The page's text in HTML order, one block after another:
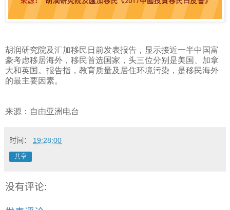
胡润研究院及汇加移民日前发表报告，显示接近一半中国富
豪考虑移居海外，移民首选国家，头三位分别是美国、加拿
大和英国。报告指，教育质量及居住环境污染，是移民海外
的最主要因素。
来源：自由亚洲电台
时间： 19:28:00
共享
没有评论: